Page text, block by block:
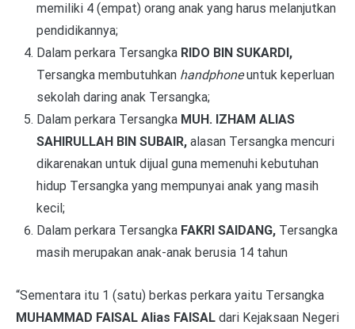
memiliki 4 (empat) orang anak yang harus melanjutkan
pendidikannya;
Dalam perkara Tersangka RIDO BIN SUKARDI,
Tersangka membutuhkan handphoneuntuk keperluan
sekolah daring anak Tersangka;
Dalam perkara Tersangka MUH. IZHAM ALIAS
SAHIRULLAH BIN SUBAIR, alasan Tersangka mencuri
dikarenakan untuk dijual guna memenuhi kebutuhan
hidup Tersangka yang mempunyai anak yang masih
kecil;
Dalam perkara Tersangka FAKRI SAIDANG, Tersangka
masih merupakan anak-anak berusia 14 tahun
“Sementara itu 1 (satu) berkas perkara yaitu Tersangka
MUHAMMAD FAISAL Alias FAISAL dari Kejaksaan Negeri